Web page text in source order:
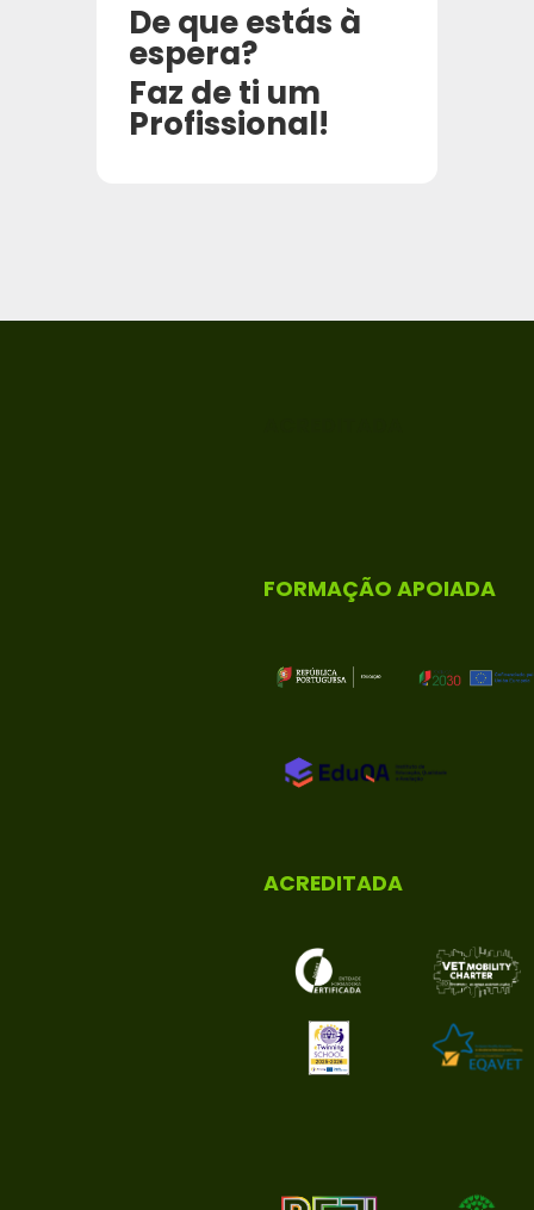
De que estás à
espera?
Faz de ti um
Profissional!
FORMAÇÃO APOIADA
ACREDITADA